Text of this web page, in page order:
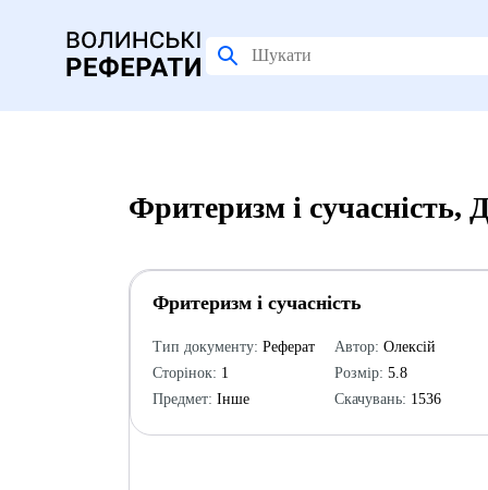
Фритеризм і сучасність,
Фритеризм і сучасність
Тип документу: Реферат
Сторінок: 1
Предмет: Інше
Автор: Олексій
Розмір: 5.8
Скачувань: 1536